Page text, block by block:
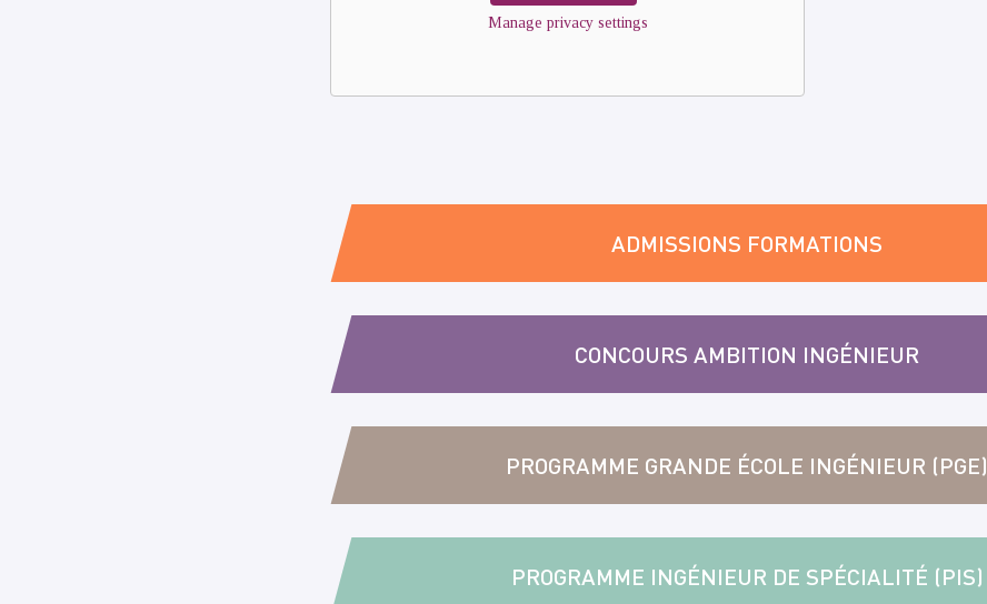
Manage privacy settings
ADMISSIONS FORMATIONS
CONCOURS AMBITION INGÉNIEUR
PROGRAMME GRANDE ÉCOLE INGÉNIEUR (PGE)
PROGRAMME INGÉNIEUR DE SPÉCIALITÉ (PIS)